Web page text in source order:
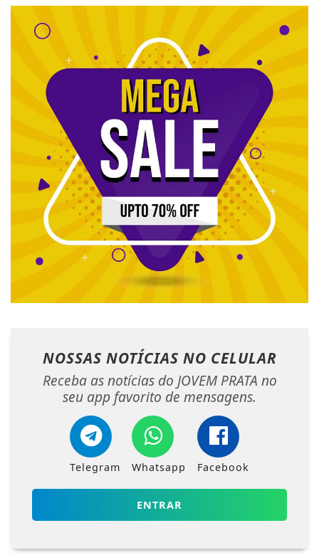
NOSSAS NOTÍCIAS NO CELULAR
Receba as notícias do JOVEM PRATA no
seu app favorito de mensagens.
Telegram Whatsapp Facebook
ENTRAR